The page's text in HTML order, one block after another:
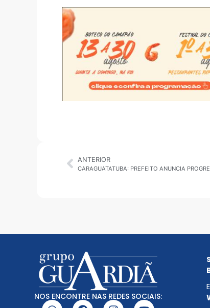
ANTERIOR
NOS ENCONTRE NAS REDES SOCIAIS: